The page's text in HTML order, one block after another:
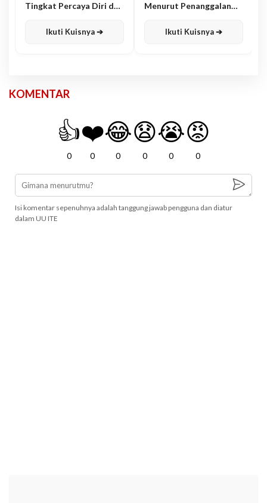
Tingkat Percaya Diri dan
Ikuti Kuisnya ➔
Menurut Penanggalan
Ikuti Kuisnya ➔
KOMENTAR
👍
0
❤️
0
😂
0
😧
0
😭
0
😡
0
Isi komentar sepenuhnya adalah tanggung jawab pengguna dan diatur
dalam UU ITE